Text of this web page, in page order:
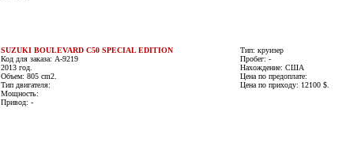
SUZUKI BOULEVARD C50 SPECIAL EDITION
Код для заказа: A-9219
2013 год.
Объем: 805 cm2.
Тип двигателя:
Мощность:
Привод: -
Тип: круизер
Пробег: -
Нахождение: США
Цена по предоплате:
Цена по приходу: 12100 $.